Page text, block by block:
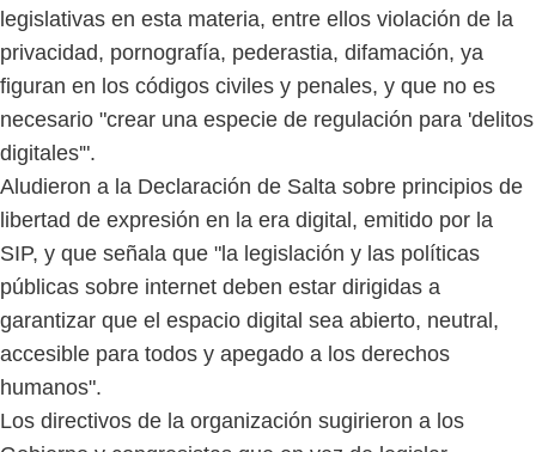
legislativas en esta materia, entre ellos violación de la
privacidad, pornografía, pederastia, difamación, ya
figuran en los códigos civiles y penales, y que no es
necesario "crear una especie de regulación para 'delitos
digitales'".
Aludieron a la Declaración de Salta sobre principios de
libertad de expresión en la era digital, emitido por la
SIP, y que señala que "la legislación y las políticas
públicas sobre internet deben estar dirigidas a
garantizar que el espacio digital sea abierto, neutral,
accesible para todos y apegado a los derechos
humanos".
Los directivos de la organización sugirieron a los